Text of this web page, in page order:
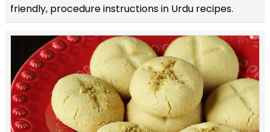
friendly, procedure instructions in Urdu recipes.